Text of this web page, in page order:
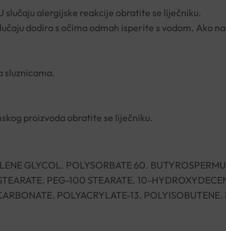
alergijske reakcije obratite se liječniku.
dodira s očima odmah isperite s vodom. Ako
proizvoda obratite se liječniku.
GLYCOL. POLYSORBATE 60.
PEG-100 STEARATE. 10-
POLYACRYLATE-13.